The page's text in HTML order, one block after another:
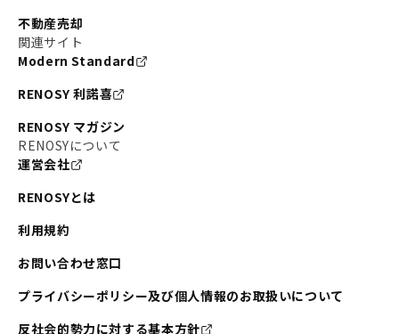
不動産売却
関連サイト
Modern Standard
RENOSY 利諾喜
RENOSY マガジン
RENOSYについて
運営会社
RENOSYとは
利用規約
お問い合わせ窓口
プライバシーポリシー及び個人情報のお取扱いについて
反社会的勢力に対する基本方針